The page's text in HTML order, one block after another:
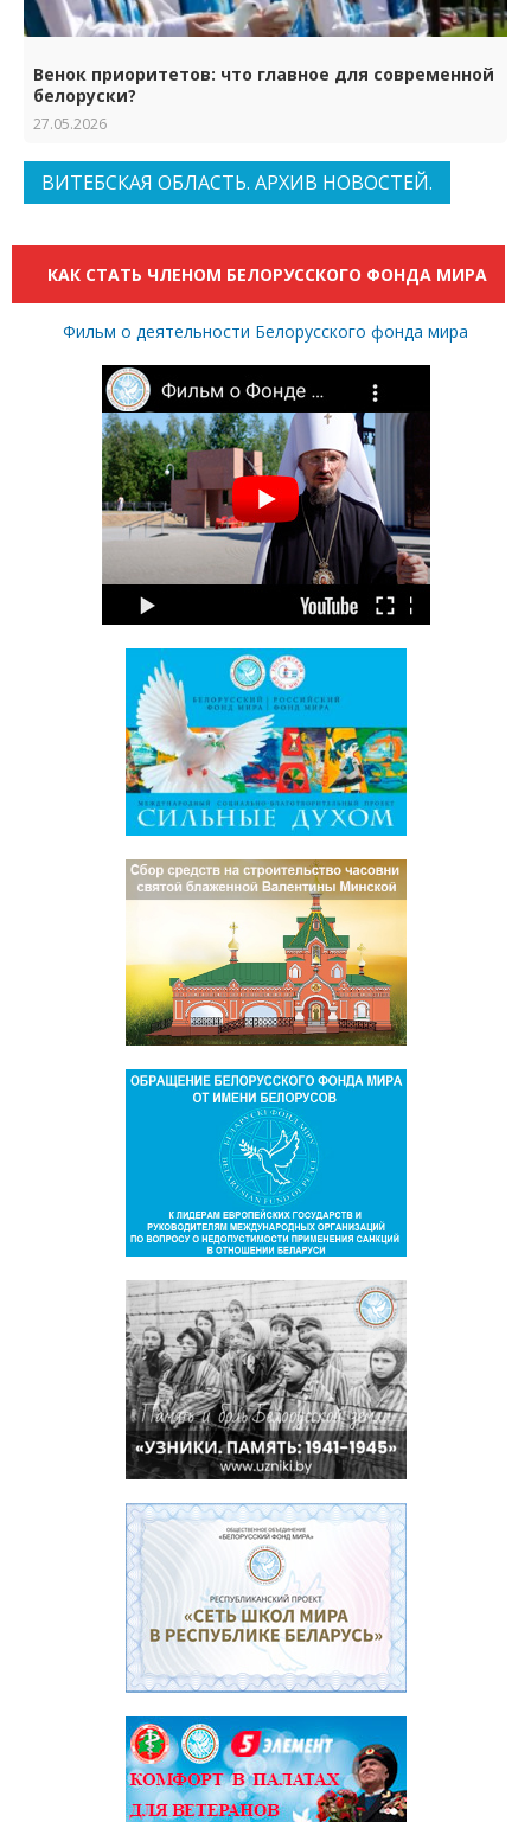
Венок приоритетов: что главное для современной
белоруски?
27.05.2026
ВИТЕБСКАЯ ОБЛАСТЬ. АРХИВ НОВОСТЕЙ.
КАК СТАТЬ ЧЛЕНОМ БЕЛОРУССКОГО ФОНДА МИРА
Фильм о деятельности Белорусского фонда мира